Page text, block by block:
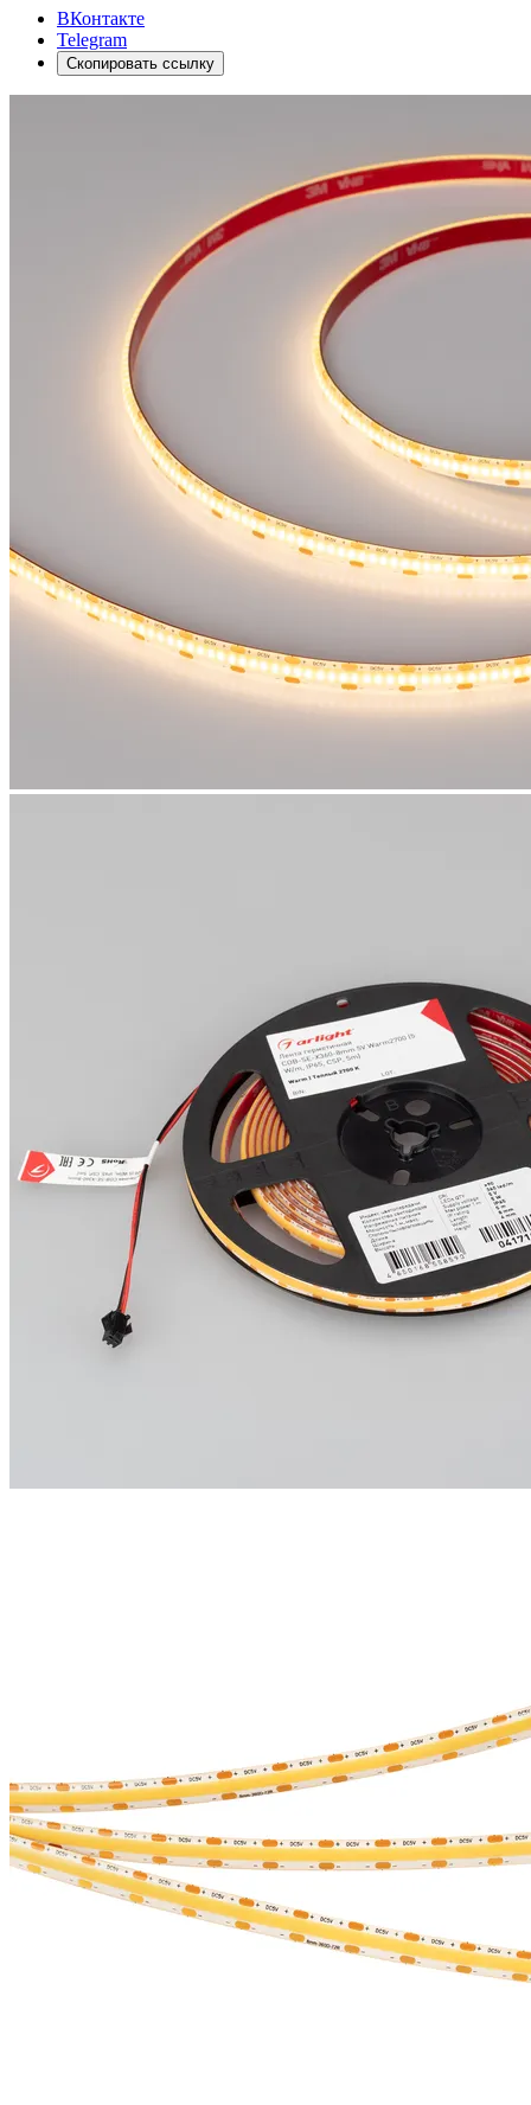
ВКонтакте
Telegram
Скопировать ссылку